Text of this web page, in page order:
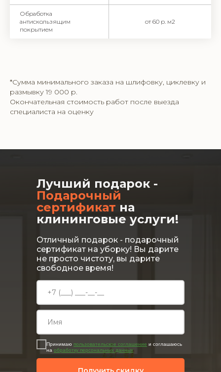
Обработка
антискользящим
покрытием
от 60 р. м2
*Сумма минимального заказа на шлифовку, циклевку и
размывку 19 000 р.
Окончательная стоимость работ после выезда
специалиста на оценку
Лучший подарок -
Подарочный
сертификат на
клининговые услуги!
Отличный подарок - подарочный
сертификат на уборку! Вы дарите
не просто чистоту, вы дарите
свободное время!
Принимаю пользовательское соглашение и соглашаюсь
на обработку персональных данных